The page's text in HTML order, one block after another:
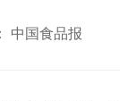
中国食品报